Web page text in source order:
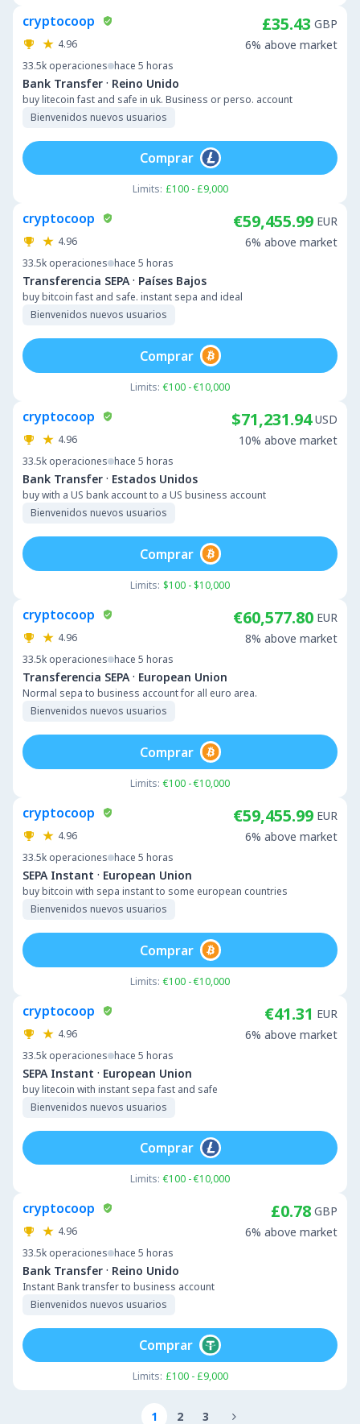
cryptocoop
4.96
33.5k operaciones hace 5 horas
Bank Transfer · Reino Unido
buy litecoin fast and safe in uk. Business or perso. account
Bienvenidos nuevos usuarios
£35.43 GBP
6% above market
Limits: £100 - £9,000
Comprar
cryptocoop
4.96
33.5k operaciones hace 5 horas
Transferencia SEPA · Países Bajos
buy bitcoin fast and safe. instant sepa and ideal
Bienvenidos nuevos usuarios
€59,455.99 EUR
6% above market
Limits: €100 - €10,000
Comprar
cryptocoop
4.96
33.5k operaciones hace 5 horas
Bank Transfer · Estados Unidos
buy with a US bank account to a US business account
Bienvenidos nuevos usuarios
$71,231.94 USD
10% above market
Limits: $100 - $10,000
Comprar
cryptocoop
4.96
33.5k operaciones hace 5 horas
Transferencia SEPA · European Union
Normal sepa to business account for all euro area.
Bienvenidos nuevos usuarios
€60,577.80 EUR
8% above market
Limits: €100 - €10,000
Comprar
cryptocoop
4.96
33.5k operaciones hace 5 horas
SEPA Instant · European Union
buy bitcoin with sepa instant to some european countries
Bienvenidos nuevos usuarios
€59,455.99 EUR
6% above market
Limits: €100 - €10,000
Comprar
cryptocoop
4.96
33.5k operaciones hace 5 horas
SEPA Instant · European Union
buy litecoin with instant sepa fast and safe
Bienvenidos nuevos usuarios
€41.31 EUR
6% above market
Limits: €100 - €10,000
Comprar
cryptocoop
4.96
33.5k operaciones hace 5 horas
Bank Transfer · Reino Unido
Instant Bank transfer to business account
Bienvenidos nuevos usuarios
£0.78 GBP
6% above market
Limits: £100 - £9,000
Comprar
1 2 3 